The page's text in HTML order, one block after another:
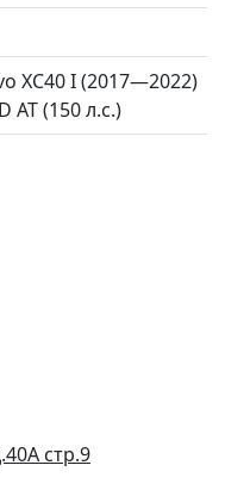
XC40 I (2017—2022)
AT (150 л.с.)
стр.9